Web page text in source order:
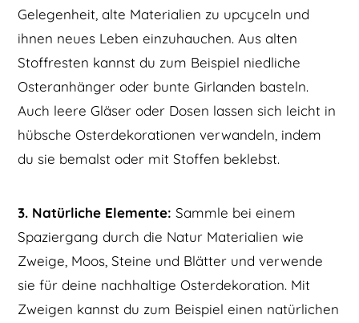
Gelegenheit, alte Materialien zu upcyceln und
ihnen neues Leben einzuhauchen. Aus alten
Stoffresten kannst du zum Beispiel niedliche
Osteranhänger oder bunte Girlanden basteln.
Auch leere Gläser oder Dosen lassen sich leicht in
hübsche Osterdekorationen verwandeln, indem
du sie bemalst oder mit Stoffen beklebst.
3. Natürliche Elemente: Sammle bei einem
Spaziergang durch die Natur Materialien wie
Zweige, Moos, Steine und Blätter und verwende
sie für deine nachhaltige Osterdekoration. Mit
Zweigen kannst du zum Beispiel einen natürlichen